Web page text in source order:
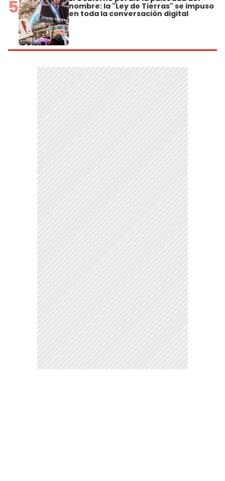
5 nombre: la "Ley de Tierras" se impuso
en toda la conversación digital